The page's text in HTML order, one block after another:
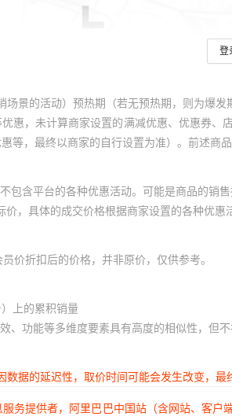
登
场景的活动）预热期（若无预热期，则为爆
惠，未计算商家设置的满减优惠、优惠券
等，最终以商家的自行设置为准）。前述
包含平台的各种优惠活动。可能是商品的销
，具体的成交价格根据商家设置的各种优惠
价折扣后的价格，并非原价，仅供参考。
上的累积销量
、功能等多维度要素具有高度的相似性，但
据的延迟性，取价时间可能会发生改变，最
务提供者，阿里巴巴中国站（含网站、客